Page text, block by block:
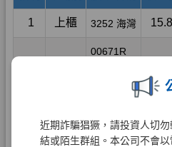
近期詐騙猖獗，請投資人切
結或陌生群組。本公司不會